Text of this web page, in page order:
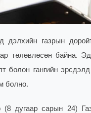
газрын
төлөвлөсөн байна.
болон гангийн
болно.
дугаар сарын 24)